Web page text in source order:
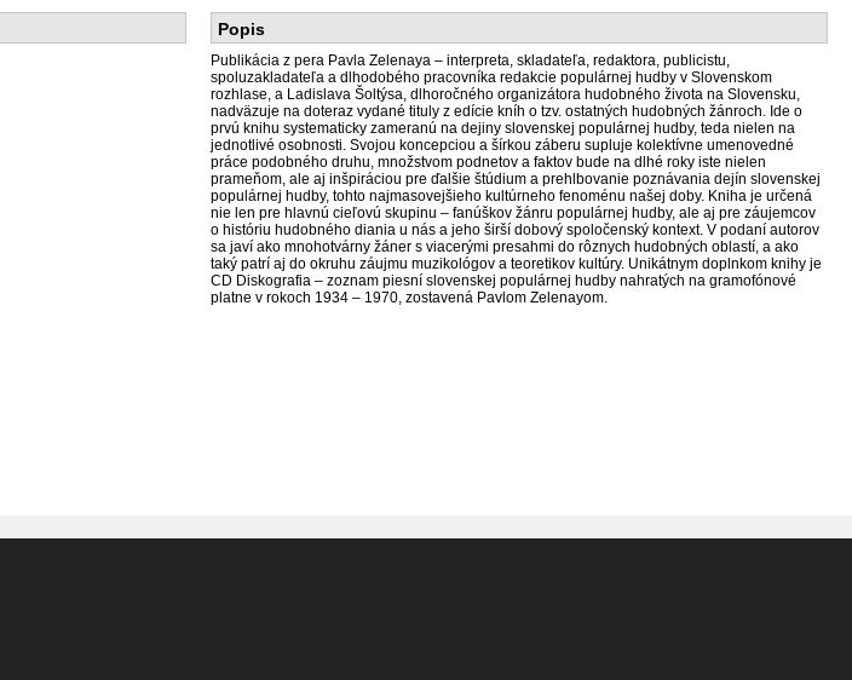
Popis
Publikácia z pera Pavla Zelenaya – interpreta, skladateľa, redaktora, publicistu,
spoluzakladateľa a dlhodobého pracovníka redakcie populárnej hudby v Slovenskom
rozhlase, a Ladislava Šoltýsa, dlhoročného organizátora hudobného života na Slovensku,
nadväzuje na doteraz vydané tituly z edície kníh o tzv. ostatných hudobných žánroch. Ide o
prvú knihu systematicky zameranú na dejiny slovenskej populárnej hudby, teda nielen na
jednotlivé osobnosti. Svojou koncepciou a šírkou záberu supluje kolektívne umenovedné
práce podobného druhu, množstvom podnetov a faktov bude na dlhé roky iste nielen
prameňom, ale aj inšpiráciou pre ďalšie štúdium a prehlbovanie poznávania dejín slovenskej
populárnej hudby, tohto najmasovejšieho kultúrneho fenoménu našej doby. Kniha je určená
nie len pre hlavnú cieľovú skupinu – fanúškov žánru populárnej hudby, ale aj pre záujemcov
o históriu hudobného diania u nás a jeho širší dobový spoločenský kontext. V podaní autorov
sa javí ako mnohotvárny žáner s viacerými presahmi do rôznych hudobných oblastí, a ako
taký patrí aj do okruhu záujmu muzikológov a teoretikov kultúry. Unikátnym doplnkom knihy je
CD Diskografia – zoznam piesní slovenskej populárnej hudby nahratých na gramofónové
platne v rokoch 1934 – 1970, zostavená Pavlom Zelenayom.